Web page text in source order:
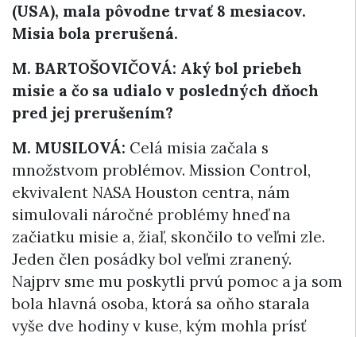
(USA), mala pôvodne trvať 8 mesiacov.
Misia bola prerušená.
M. BARTOŠOVIČOVÁ: Aký bol priebeh
misie a čo sa udialo v posledných dňoch
pred jej prerušením?
M. MUSILOVÁ: Celá misia začala s
množstvom problémov. Mission Control,
ekvivalent NASA Houston centra, nám
simulovali náročné problémy hneď na
začiatku misie a, žiaľ, skončilo to veľmi zle.
Jeden člen posádky bol veľmi zranený.
Najprv sme mu poskytli prvú pomoc a ja som
bola hlavná osoba, ktorá sa oňho starala
vyše dve hodiny v kuse, kým mohla prísť